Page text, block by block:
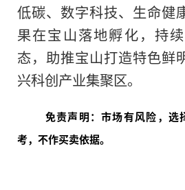
低碳、数字科技、生命健
果在宝山落地孵化，持
态，助推宝山打造特色鲜
兴科创产业集聚区。
免责声明：市场有风险，选
考，不作买卖依据。